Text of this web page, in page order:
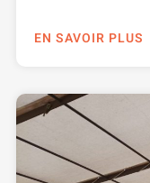
EN SAVOIR PLUS